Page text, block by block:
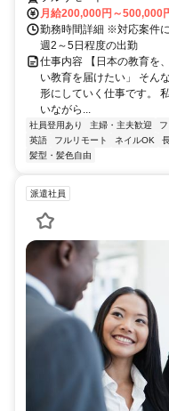
月給200,000円～500,000
勤務時間詳細 ※対応案件
週2～5日程度の出勤
仕事内容 【日本の教育を
い教育を届けたい」 そん
形にしていく仕事です。
いながら...
社員登用あり 主婦・主夫歓迎
英語
フルリモート ネイルOK
髪型・髪色自由
派遣社員